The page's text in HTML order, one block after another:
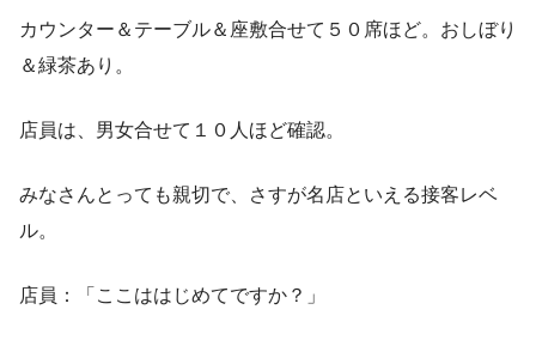
カウンター＆テーブル＆座敷合せて５０席ほど。おしぼり
＆緑茶あり。
店員は、男女合せて１０人ほど確認。
みなさんとっても親切で、さすが名店といえる接客レベ
ル。
店員：「ここははじめてですか？」